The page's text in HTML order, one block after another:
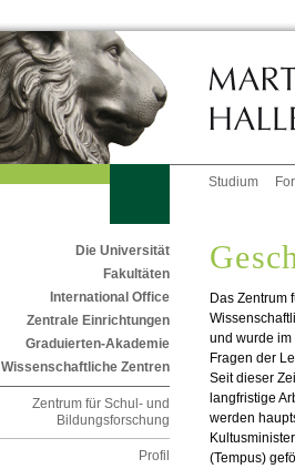
Studium
Die Universität
Fakultäten
International Office
Zentrale Einrichtungen
Graduierten-Akademie
Wissenschaftliche Zentren
Zentrum für Schul- und
Bildungsforschung
Profil
Das Zentrum
und wurde im
Fragen der
Seit dieser
langfristige
werden
(Tempus)